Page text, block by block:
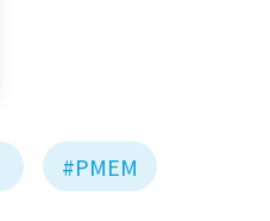
#PMEM